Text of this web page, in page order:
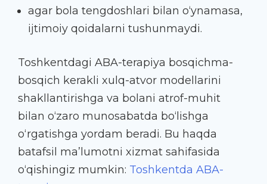
agar bola tengdoshlari bilan o‘ynamasa,
ijtimoiy qoidalarni tushunmaydi.
Toshkentdagi ABA-terapiya bosqichma-
bosqich kerakli xulq-atvor modellarini
shakllantirishga va bolani atrof-muhit
bilan o‘zaro munosabatda bo‘lishga
o‘rgatishga yordam beradi. Bu haqda
batafsil ma’lumotni xizmat sahifasida
o‘qishingiz mumkin: Toshkentda ABA-